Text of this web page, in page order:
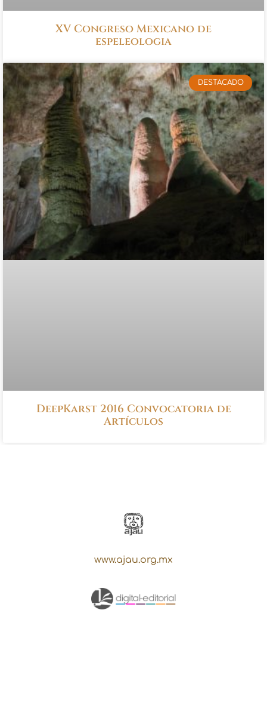
XV Congreso Mexicano de
espeleologia
DESTACADO
DeepKarst 2016 Convocatoria de
Artículos
www.ajau.org.mx